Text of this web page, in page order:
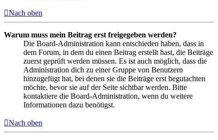
Nach oben
Warum muss mein Beitrag erst freigegeben werden?
Die Board-Administration kann entschieden haben, dass in
dem Forum, in dem du einen Beitrag erstellt hast, die Beiträge
zuerst geprüft werden müssen. Es ist auch möglich, dass die
Administration dich zu einer Gruppe von Benutzern
hinzugefügt hat, bei denen sie die Beiträge erst begutachten
möchte, bevor sie auf der Seite sichtbar werden. Bitte
kontaktiere die Board-Administration, wenn du weitere
Informationen dazu benötigst.
Nach oben